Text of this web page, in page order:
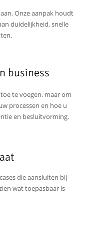
Onze aanpak houdt
duidelijkheid, snelle
business
te voegen, maar om
processen en hoe u
en besluitvorming.
die aansluiten bij
wat toepasbaar is